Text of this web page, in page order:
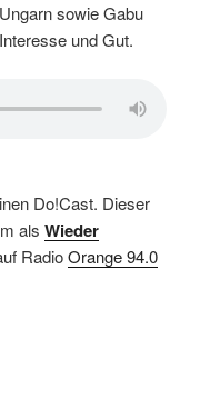
sowie Gabu
und Gut.
Do!Cast. Dieser
als Wieder
RadioOrange 94.0